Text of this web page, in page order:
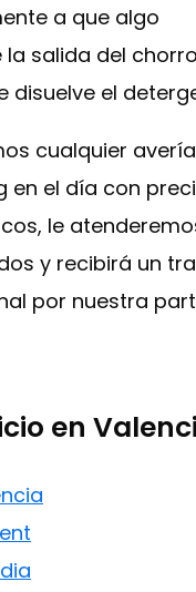
a que algo
la salida del
disuelve el
cualquier
en el día con
le
y recibirá un
por nuestra
en